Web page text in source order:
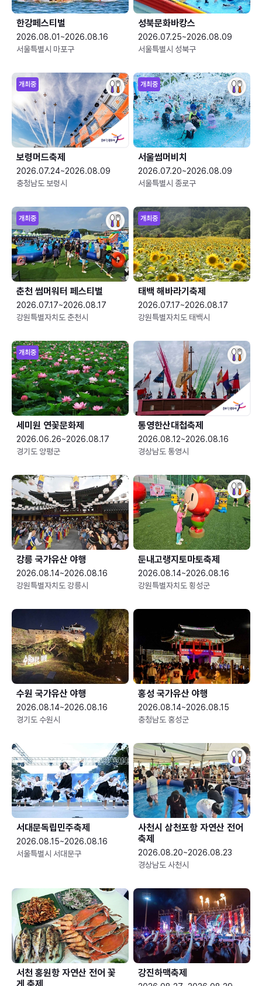
한강페스티벌
2026.08.01~2026.08.16
서울특별시 마포구
성북문화바캉스
2026.07.25~2026.08.09
서울특별시 성북구
개최중
보령머드축제
2026.07.24~2026.08.09
충청남도 보령시
개최중
서울썸머비치
2026.07.20~2026.08.09
서울특별시 종로구
개최중
춘천 썸머워터 페스티벌
2026.07.17~2026.08.17
강원특별자치도 춘천시
개최중
태백 해바라기축제
2026.07.17~2026.08.17
강원특별자치도 태백시
개최중
세미원 연꽃문화제
2026.06.26~2026.08.17
경기도 양평군
통영한산대첩축제
2026.08.12~2026.08.16
경상남도 통영시
강릉 국가유산 야행
2026.08.14~2026.08.16
강원특별자치도 강릉시
둔내고랭지토마토축제
2026.08.14~2026.08.16
강원특별자치도 횡성군
수원 국가유산 야행
2026.08.14~2026.08.16
경기도 수원시
홍성 국가유산 야행
2026.08.14~2026.08.15
충청남도 홍성군
서대문독립민주축제
2026.08.15~2026.08.16
서울특별시 서대문구
사천시 삼천포항 자연산 전어
축제
2026.08.20~2026.08.23
경상남도 사천시
서천 홍원항 자연산 전어 꽃
강진하맥축제